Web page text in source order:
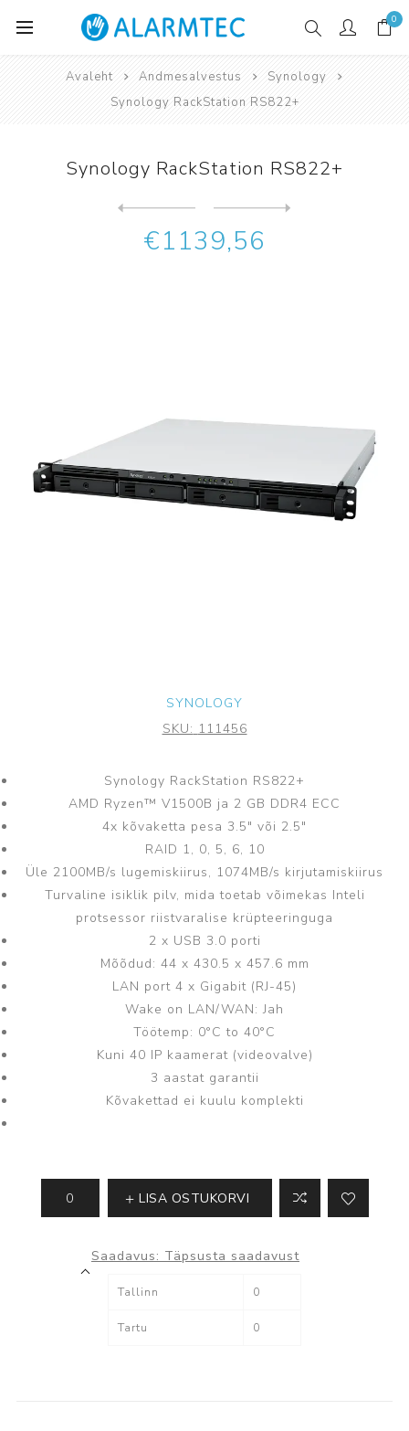
0
Avaleht Andmesalvestus
Synology
Synology RackStation RS822+
Synology RackStation RS822+
€1139,56
SYNOLOGY
SKU: 111456
Synology RackStation RS822+
AMD Ryzen™ V1500B ja 2 GB DDR4 ECC
4x kõvaketta pesa 3.5" või 2.5"
RAID 1, 0, 5, 6, 10
Üle 2100MB/s lugemiskiirus, 1074MB/s kirjutamiskiirus
Turvaline isiklik pilv, mida toetab võimekas Inteli
protsessor riistvaralise krüpteeringuga
2 x USB 3.0 porti
Mõõdud: 44 x 430.5 x 457.6 mm
LAN port 4 x Gigabit (RJ-45)
Wake on LAN/WAN: Jah
Töötemp: 0°C to 40°C
Kuni 40 IP kaamerat (videovalve)
3 aastat garantii
Kõvakettad ei kuulu komplekti
LISA OSTUKORVI
Saadavus: Täpsusta saadavust
Tallinn 0
Tartu 0